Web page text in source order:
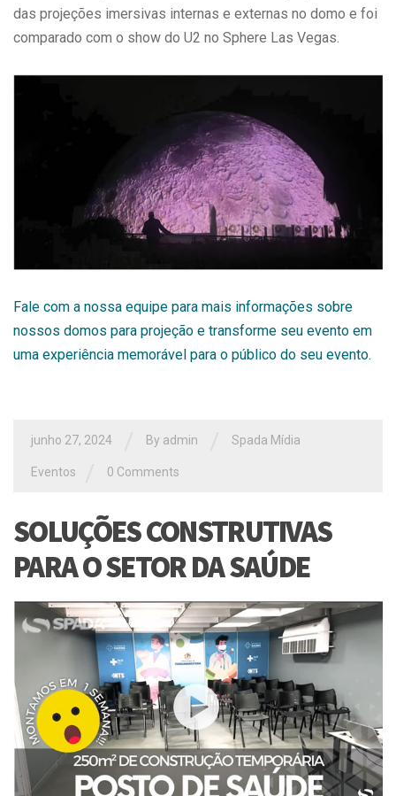
das projeções imersivas internas e externas no domo e foi
comparado com o show do U2 no Sphere Las Vegas.
Fale com a nossa equipe para mais informações sobre
nossos domos para projeção e transforme seu evento em
uma experiência memorável para o público do seu evento.
junho 27, 2024 By admin Spada Mídia
Eventos 0 Comments
SOLUÇÕES CONSTRUTIVAS
PARA O SETOR DA SAÚDE